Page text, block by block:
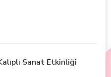
Sanat Etkinliği